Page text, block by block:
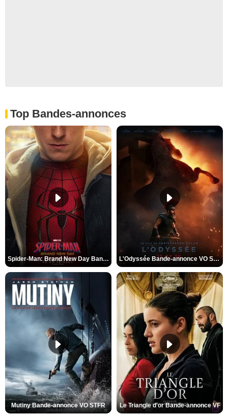
Top Bandes-annonces
Spider-Man: Brand New Day Bande-annonce VO STFR L'Odyssée Bande-annonce VO STFR
Mutiny Bande-annonce VO STFR Le Triangle d'or Bande-annonce VF